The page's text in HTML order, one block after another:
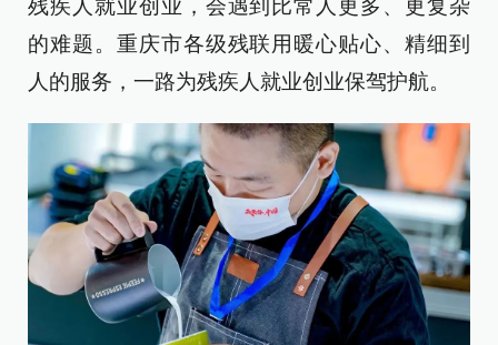
残疾人就业创业，会遇到比常人更多、更复杂
的难题。重庆市各级残联用暖心贴心、精细到
人的服务，一路为残疾人就业创业保驾护航。